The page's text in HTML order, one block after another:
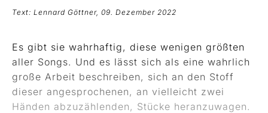
Text: Lennard Göttner, 09. Dezember 2022
Es gibt sie wahrhaftig, diese wenigen größten
aller Songs. Und es lässt sich als eine wahrlich
große Arbeit beschreiben, sich an den Stoff
dieser angesprochenen, an vielleicht zwei
Händen abzuzählenden, Stücke heranzuwagen.